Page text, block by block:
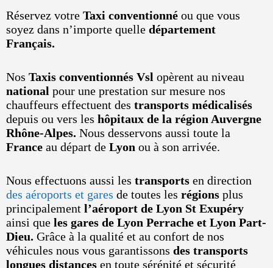
Réservez votre Taxi conventionné ou que vous
soyez dans n’importe quelle département
Français.
Nos Taxis conventionnés Vsl opèrent au niveau
national pour une prestation sur mesure nos
chauffeurs effectuent des transports médicalisés
depuis ou vers les hôpitaux de la région Auvergne
Rhône-Alpes. Nous desservons aussi toute la
France au départ de Lyon ou à son arrivée.
Nous effectuons aussi les transports en direction
des aéroports et gares de toutes les régions plus
principalement l’aéroport de Lyon St Exupéry
ainsi que les gares de Lyon Perrache et Lyon Part-
Dieu. Grâce à la qualité et au confort de nos
véhicules nous vous garantissons des transports
longues distances en toute sérénité et sécurité